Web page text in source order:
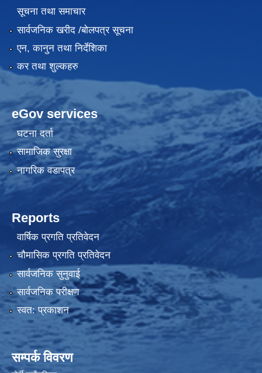
सूचना तथा समाचार
सार्वजनिक खरीद /बोलपत्र सूचना
एन, कानुन तथा निर्देशिका
कर तथा शुल्कहरु
eGov services
घटना दर्ता
सामाजिक सुरक्षा
नागरिक वडापत्र
Reports
वार्षिक प्रगति प्रतिवेदन
चौमासिक प्रगति प्रतिवेदन
सार्वजनिक सुनुवाई
सार्वजनिक परीक्षण
स्वत: प्रकाशन
सम्पर्क विवरण